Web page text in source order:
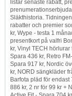
listar senaste rabatt,
Släkthistoria.
rabatter och premier
kr, Wype - testa 1
presentkort på valfri
kr, Vinyl TECH
Spara 436 kr, Retro
Spara 917 kr, Nordic
kr, NORD sängkläder
Barfota pläd för
886 kr, 2 nr för 99 kr +